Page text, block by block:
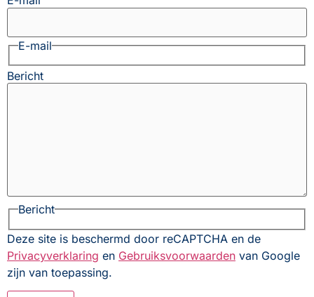
E-mail
Bericht
Bericht
Deze site is beschermd door reCAPTCHA en de
Privacyverklaring en Gebruiksvoorwaarden van Google
zijn van toepassing.